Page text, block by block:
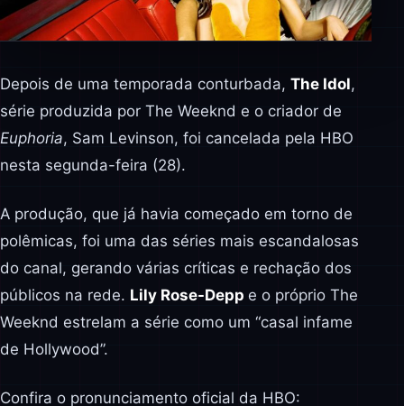
Depois de uma temporada conturbada, The Idol,
série produzida por The Weeknd e o criador de
Euphoria, Sam Levinson, foi cancelada pela HBO
nesta segunda-feira (28).
A produção, que já havia começado em torno de
polêmicas, foi uma das séries mais escandalosas
do canal, gerando várias críticas e rechação dos
públicos na rede. Lily Rose-Depp e o próprio The
Weeknd estrelam a série como um “casal infame
de Hollywood”.
Confira o pronunciamento oficial da HBO: